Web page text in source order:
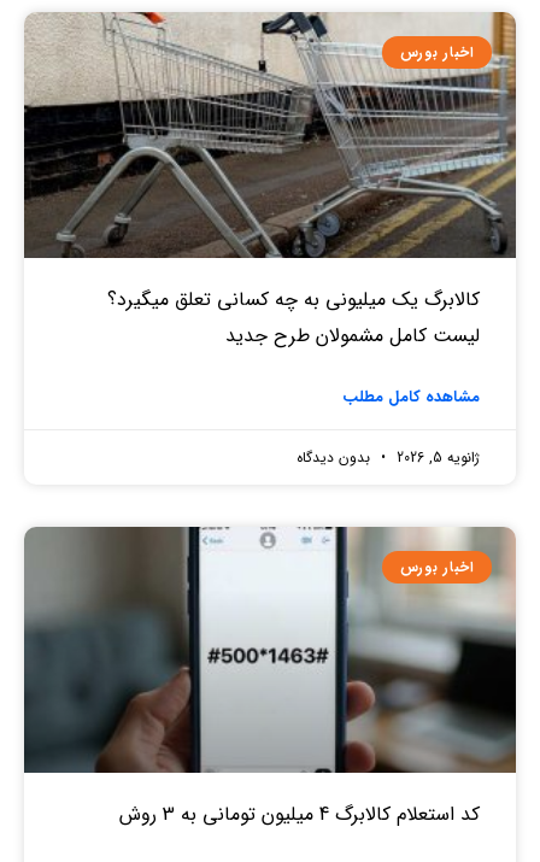
اخبار بورس
کالابرگ یک میلیونی به چه کسانی تعلق میگیرد؟
لیست کامل مشمولان طرح جدید
مشاهده کامل مطلب
ژانویه 5, 2026 بدون دیدگاه
اخبار بورس
کد استعلام کالابرگ 4 میلیون تومانی به 3 روش